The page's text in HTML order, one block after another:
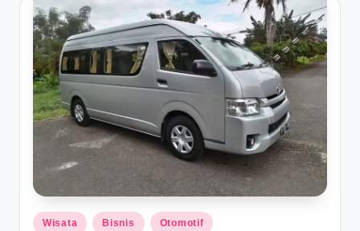
Posted
Wisata Bisnis Otomotif